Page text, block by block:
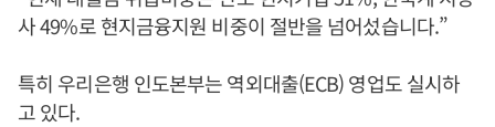
사 49%로 현지금융지원 비중이 절반을 넘어섰습니다.”
특히 우리은행 인도본부는 역외대출(ECB) 영업도 실시하
고 있다.